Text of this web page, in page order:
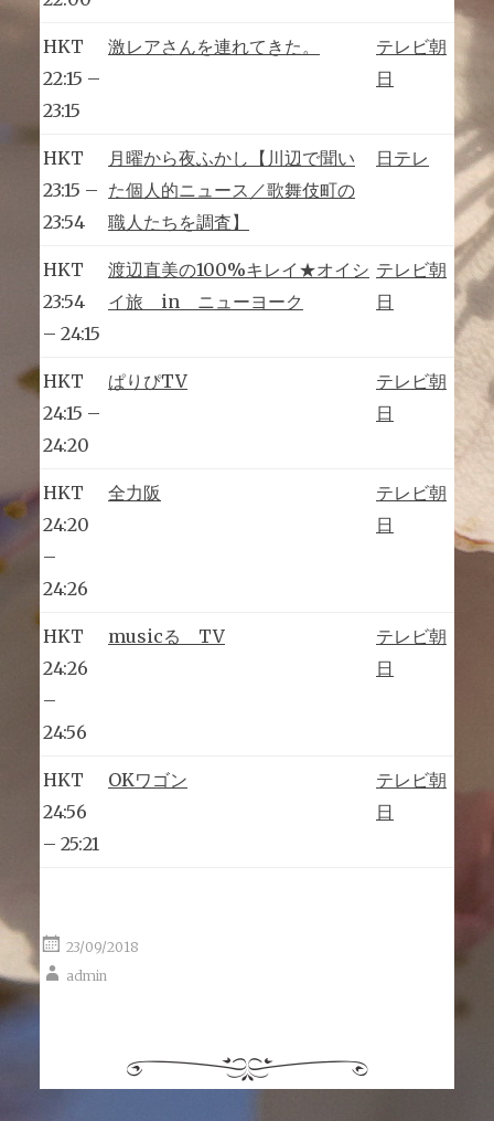
HKT
22:15 –
23:15
激レアさんを連れてきた。
テレビ朝
日
HKT
23:15 –
23:54
月曜から夜ふかし【川辺で聞い
た個人的ニュース／歌舞伎町の
職人たちを調査】
日テレ
HKT
23:54
– 24:15
渡辺直美の100%キレイ★オイシ
イ旅 in ニューヨーク
テレビ朝
日
HKT
24:15 –
24:20
ぱりぴTV
テレビ朝
日
HKT
24:20
–
24:26
全力阪
テレビ朝
日
HKT
24:26
–
24:56
musicる TV
テレビ朝
日
HKT
24:56
– 25:21
OKワゴン
テレビ朝
日
23/09/2018
admin